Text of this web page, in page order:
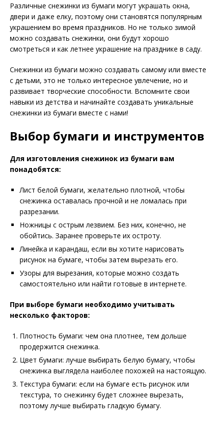
Различные снежинки из бумаги могут украшать окна,
двери и даже елку, поэтому они становятся популярным
украшением во время праздников. Но не только зимой
можно создавать снежинки, они будут хорошо
смотреться и как летнее украшение на празднике в саду.
Снежинки из бумаги можно создавать самому или вместе
с детьми, это не только интересное увлечение, но и
развивает творческие способности. Вспомните свои
навыки из детства и начинайте создавать уникальные
снежинки из бумаги вместе с нами!
Выбор бумаги и инструментов
Для изготовления снежинок из бумаги вам
понадобятся:
Лист белой бумаги, желательно плотной, чтобы
снежинка оставалась прочной и не ломалась при
разрезании.
Ножницы с острым лезвием. Без них, конечно, не
обойтись. Заранее проверьте их остроту.
Линейка и карандаш, если вы хотите нарисовать
рисунок на бумаге, чтобы затем вырезать его.
Узоры для вырезания, которые можно создать
самостоятельно или найти готовые в интернете.
При выборе бумаги необходимо учитывать
несколько факторов:
Плотность бумаги: чем она плотнее, тем дольше
продержится снежинка.
Цвет бумаги: лучше выбирать белую бумагу, чтобы
снежинка выглядела наиболее похожей на настоящую.
Текстура бумаги: если на бумаге есть рисунок или
текстура, то снежинку будет сложнее вырезать,
поэтому лучше выбирать гладкую бумагу.